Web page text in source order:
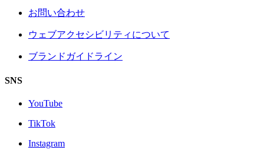
お問い合わせ
ウェブアクセシビリティについて
ブランドガイドライン
SNS
YouTube
TikTok
Instagram